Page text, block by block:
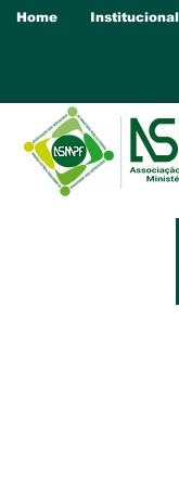
Home Institucional